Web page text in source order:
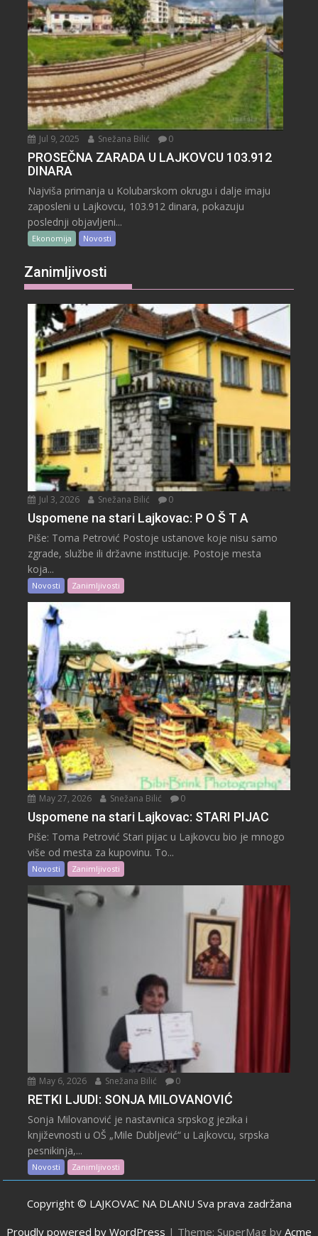
Jul 9, 2025 Snežana Bilić 0
PROSEČNA ZARADA U LAJKOVCU 103.912
DINARA
Najviša primanja u Kolubarskom okrugu i dalje imaju
zaposleni u Lajkovcu, 103.912 dinara, pokazuju
poslednji objavljeni...
Ekonomija Novosti
Zanimljivosti
Jul 3, 2026 Snežana Bilić 0
Uspomene na stari Lajkovac: P O Š T A
Piše: Toma Petrović Postoje ustanove koje nisu samo
zgrade, službe ili državne institucije. Postoje mesta
koja...
Novosti Zanimljivosti
May 27, 2026 Snežana Bilić 0
Uspomene na stari Lajkovac: STARI PIJAC
Piše: Toma Petrović Stari pijac u Lajkovcu bio je mnogo
više od mesta za kupovinu. To...
Novosti Zanimljivosti
May 6, 2026 Snežana Bilić 0
RETKI LJUDI: SONJA MILOVANOVIĆ
Sonja Milovanović je nastavnica srpskog jezika i
književnosti u OŠ „Mile Dubljević“ u Lajkovcu, srpska
pesnikinja,...
Novosti Zanimljivosti
Copyright © LAJKOVAC NA DLANU Sva prava zadržana
Proudly powered by WordPress | Theme: SuperMag by Acme